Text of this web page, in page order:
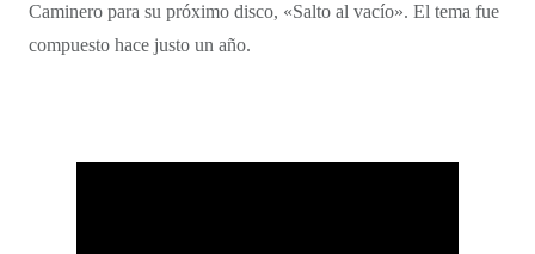
Caminero para su próximo disco, «Salto al vacío». El tema fue
compuesto hace justo un año.